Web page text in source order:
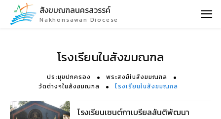
สังฆมณฑลนครสวรรค์
Nakhonsawan Diocese
โรงเรียนในสังฆมณฑล
ประมุขปกครอง
พระสงฆ์ในสังฆมณฑล
วัดต่างๆในสังฆมณฑล
โรงเรียนในสังฆมณฑล
โรงเรียนเซนต์กาเบรียลสันติพัฒนา